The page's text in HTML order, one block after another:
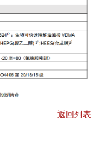
返回列表